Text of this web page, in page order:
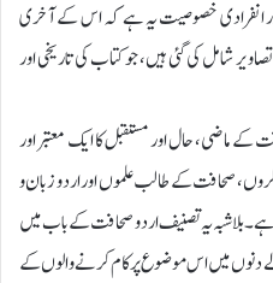
انفرادی خصوصیت یہ ہے کہ اس کے آخری
شامل کی گئی ہیں، جو کتاب کی تاریخی اور
کے ماضی، حال اور مستقبل کا ایک معتبر اور
صحافت کے طالب علموں اور اردو زبان و
بلا شبہ یہ تصنیف اردو صحافت کے باب میں
دنوں میں اس موضوع پر کام کرنے والوں کے